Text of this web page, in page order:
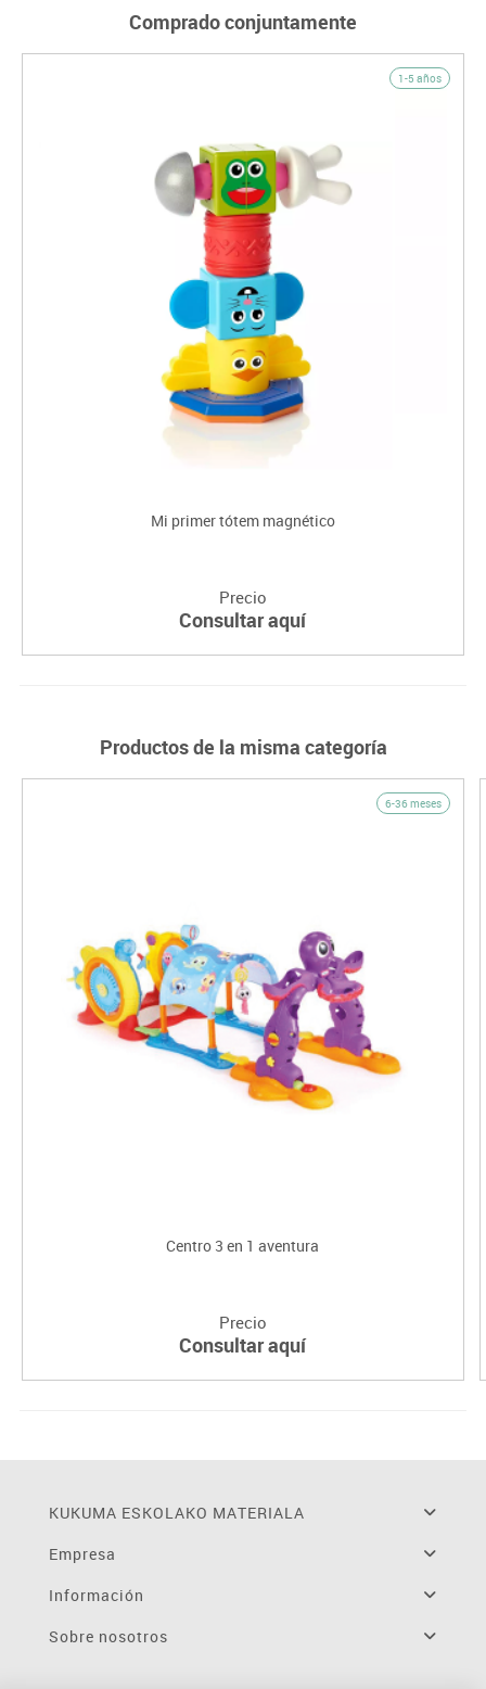
Comprado conjuntamente
1-5 años
Mi primer tótem magnético
Precio
Consultar aquí
Productos de la misma categoría
6-36 meses
Centro 3 en 1 aventura
Precio
Consultar aquí
KUKUMA ESKOLAKO MATERIALA
Empresa
Información
Sobre nosotros